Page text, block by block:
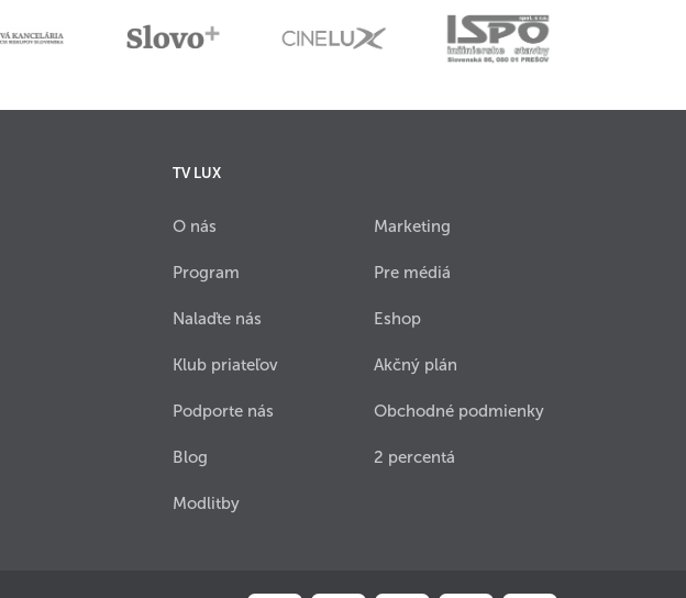
TV LUX
O nás
Program
Nalaďte nás
Klub priateľov
Podporte nás
Blog
Modlitby
Marketing
Pre médiá
Eshop
Akčný plán
Obchodné podmienky
2 percentá